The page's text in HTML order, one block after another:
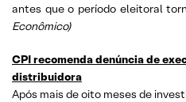
antes que o período eleitoral
Econômico)
CPI recomenda denúncia de
distribuidora
Após mais de oito meses de